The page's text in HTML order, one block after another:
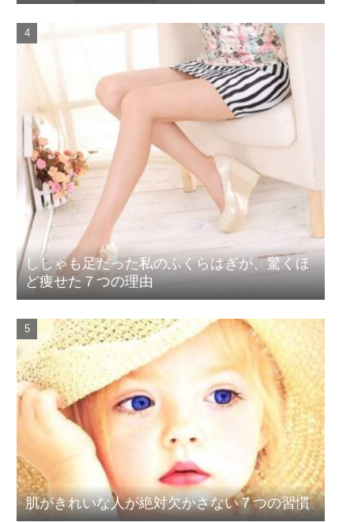
ししゃも足だった私のふくらはぎが、驚くほ
ど痩せた７つの理由
肌がきれいな人が絶対欠かさない７つの習慣